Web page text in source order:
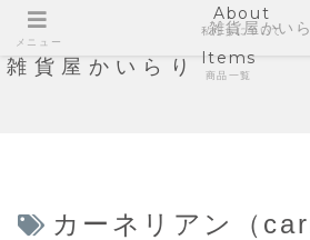
雑貨屋かいらり
About
私たちについて
Items
商品一覧
カーネリアン（
メニュー
雑貨屋かい